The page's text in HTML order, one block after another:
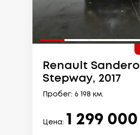
Renault Sandero
Stepway, 2017
Пробег: 6 198 км.
Цена: 1 299